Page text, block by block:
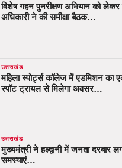
विशेष गहन पुनरीक्षण अभियान को लेकर
अधिकारी ने की समीक्षा बैठक…
उत्तराखंड
महिला स्पोर्ट्स कॉलेज में एडमिशन का
स्पॉट ट्रायल से मिलेगा अवसर…
उत्तराखंड
मुख्यमंत्री ने हल्द्वानी में जनता दरबार
समस्याएं…